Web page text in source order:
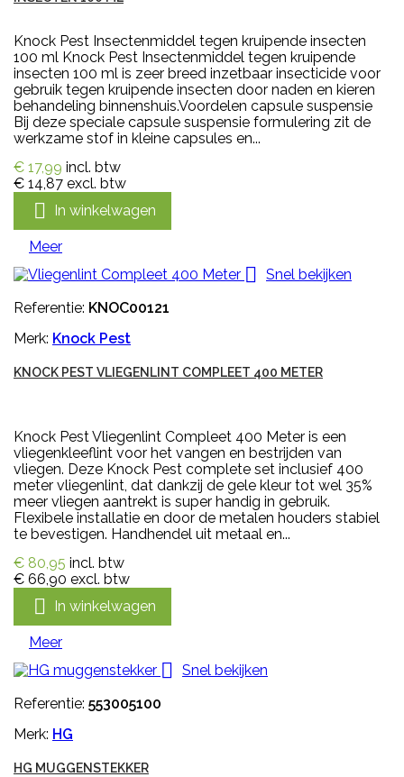
Knock Pest Insectenmiddel tegen kruipende insecten
100 ml Knock Pest Insectenmiddel tegen kruipende
insecten 100 ml is zeer breed inzetbaar insecticide voor
gebruik tegen kruipende insecten door naden en kieren
behandeling binnenshuis.Voordelen capsule suspensie
Bij deze speciale capsule suspensie formulering zit de
werkzame stof in kleine capsules en...
€ 17,99 incl. btw
€ 14,87 excl. btw
 In winkelwagen
Meer

Snel bekijken
Referentie: KNOC00121
Merk: Knock Pest
KNOCK PEST VLIEGENLINT COMPLEET 400 METER
Knock Pest Vliegenlint Compleet 400 Meter is een
vliegenkleeflint voor het vangen en bestrijden van
vliegen. Deze Knock Pest complete set inclusief 400
meter vliegenlint, dat dankzij de gele kleur tot wel 35%
meer vliegen aantrekt is super handig in gebruik.
Flexibele installatie en door de metalen houders stabiel
te bevestigen. Handhendel uit metaal en...
€ 80,95 incl. btw
€ 66,90 excl. btw
 In winkelwagen
Meer

Snel bekijken
Referentie: 553005100
Merk: HG
HG MUGGENSTEKKER